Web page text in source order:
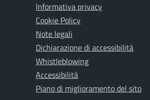
Informativa privacy
Cookie Policy
Note legali
Dichiarazione di accessibilità
Whistleblowing
Accessibilità
Piano di miglioramento del sito